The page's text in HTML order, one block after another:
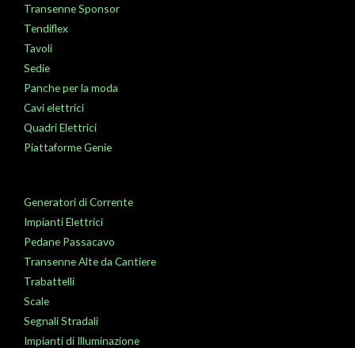
Transenne Sponsor
Tendiflex
Tavoli
Sedie
Panche per la moda
Cavi elettrici
Quadri Elettrici
Piattaforme Genie
Generatori di Corrente
Impianti Elettrici
Pedane Passacavo
Transenne Alte da Cantiere
Trabattelli
Scale
Segnali Stradali
Impianti di Illuminazione